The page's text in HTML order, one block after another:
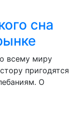
сна
всему миру
пригодятся
О